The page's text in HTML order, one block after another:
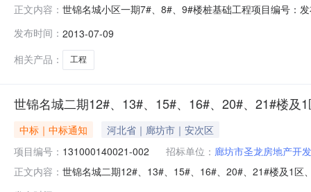
正文内容： 世锦名城小区一期7#、8#、9#楼桩基础工程项目编号：
路，南侧为光明东道，北侧为锦瑞尚城小区。建筑面积
发布时间： 2013-07-09
相关产品：
工程
世锦名城二期12#、13#、15#、16#、20#、21#楼及
中标｜中标通知
河北省｜廊坊市｜安次区
项目编号： 131000140021-002 招标单位： 廊坊市圣龙房地产开
正文内容： 世锦名城二期12#、13#、15#、16#、20#、21#楼及1